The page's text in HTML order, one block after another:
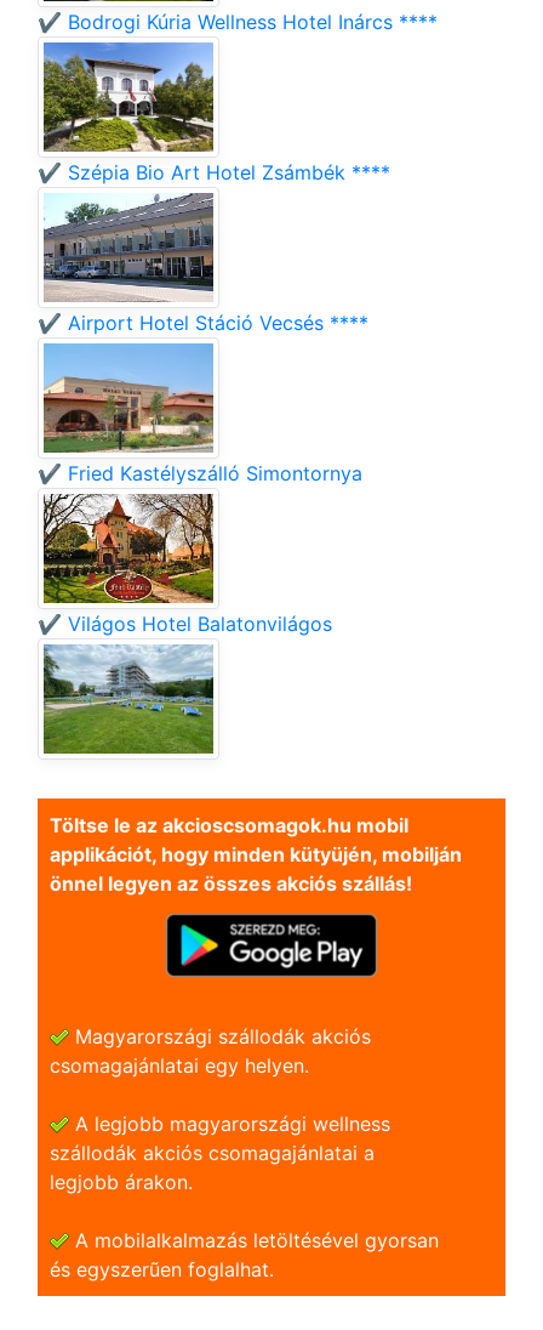
✔️ Bodrogi Kúria Wellness Hotel Inárcs ****
✔️ Szépia Bio Art Hotel Zsámbék ****
✔️ Airport Hotel Stáció Vecsés ****
✔️ Fried Kastélyszálló Simontornya
✔️ Világos Hotel Balatonvilágos
Töltse le az akcioscsomagok.hu mobil
applikációt, hogy minden kütyüjén, mobilján
önnel legyen az összes akciós szállás!
Magyarországi szállodák akciós
csomagajánlatai egy helyen.
A legjobb magyarországi wellness
szállodák akciós csomagajánlatai a
legjobb árakon.
A mobilalkalmazás letöltésével gyorsan
és egyszerũen foglalhat.